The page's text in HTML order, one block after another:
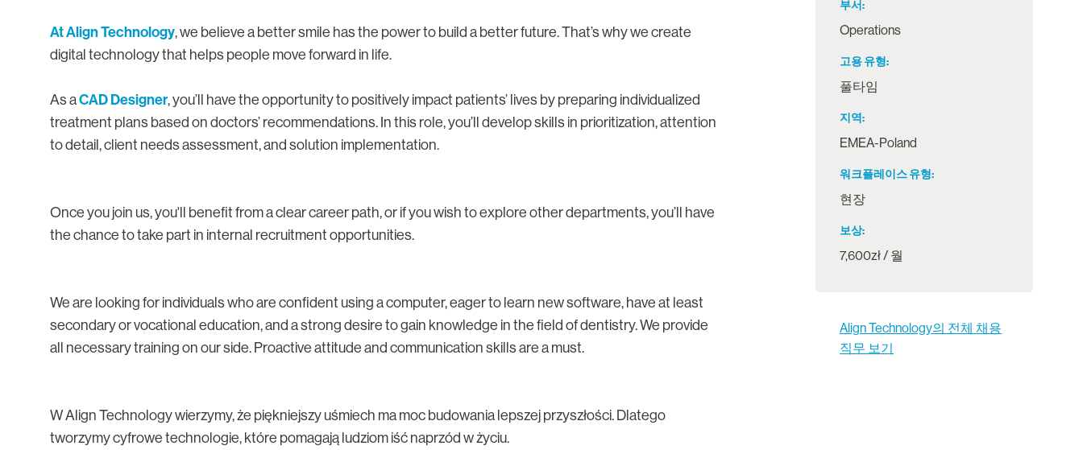
At Align Technology, we believe a better smile has the power to build a better future. That’s why we create
digital technology that helps people move forward in life.
As aCAD Designer, you’ll have the opportunity to positively impact patients’ lives by preparing individualized
treatment plans based on doctors’ recommendations. In this role, you’ll develop skills in prioritization, attention
to detail, client needs assessment, and solution implementation.
Once you join us, you'll benefit from a clear career path, or if you wish to explore other departments, you’ll have
the chance to take part in internal recruitment opportunities.
We are looking for individuals who are confident using a computer, eager to learn new software, have at least
secondary or vocational education, and a strong desire to gain knowledge in the field of dentistry. We provide
all necessary training on our side. Proactive attitude and communication skills are a must.
W Align Technology wierzymy, że piękniejszy uśmiech ma moc budowania lepszej przyszłości. Dlatego
tworzymy cyfrowe technologie, które pomagają ludziom iść naprzód w życiu.
부서
Operations
고용 유형
풀타임
지역
EMEA-Poland
워크플레이스 유형
현장
보상
7,600zł / 월
Align Technology의 전체 채용
직무 보기